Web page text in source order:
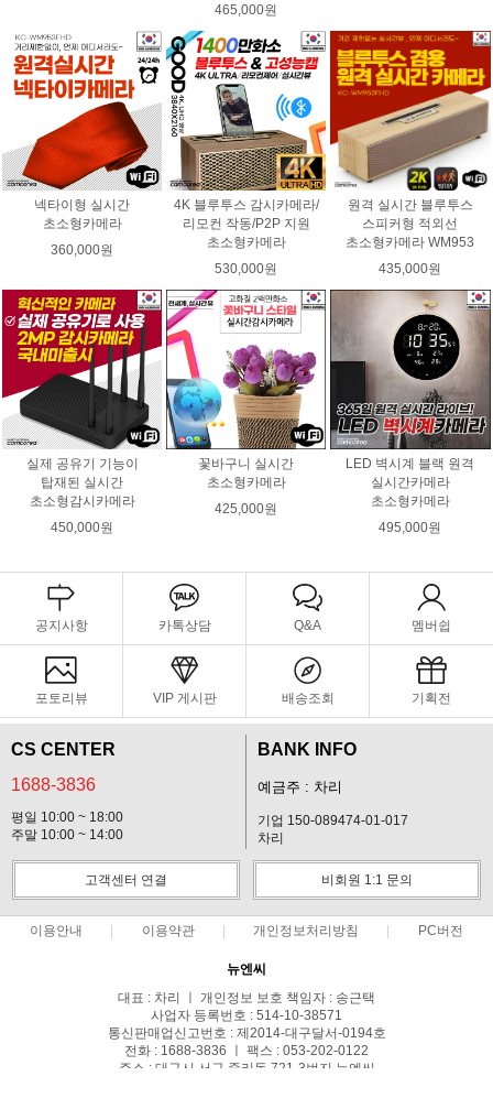
465,000원
넥타이형 실시간
초소형카메라
360,000원
4K 블루투스 감시카메라/
리모컨 작동/P2P 지원
초소형카메라
530,000원
원격 실시간 블루투스
스피커형 적외선
초소형카메라 WM953
435,000원
실제 공유기 기능이
탑재된 실시간
초소형감시카메라
450,000원
꽃바구니 실시간
초소형카메라
425,000원
LED 벽시계 블랙 원격
실시간카메라
초소형카메라
495,000원
공지사항 카톡상담 Q&A 멤버쉽
포토리뷰 VIP 게시판 배송조회 기획전
CS CENTER
1688-3836
평일 10:00 ~ 18:00
주말 10:00 ~ 14:00
BANK INFO
예금주 : 차리
기업 150-089474-01-017
차리
고객센터 연결 비회원 1:1 문의
이용안내 이용약관 개인정보처리방침 PC버전
뉴엔씨
대표 : 차리 ㅣ 개인정보 보호 책임자 : 송근택
사업자 등록번호 : 514-10-38571
통신판매업신고번호 : 제2014-대구달서-0194호
전화 : 1688-3836 ㅣ 팩스 : 053-202-0122
주소 : 대구시 서구 중리동 721-3번지 뉴엔씨